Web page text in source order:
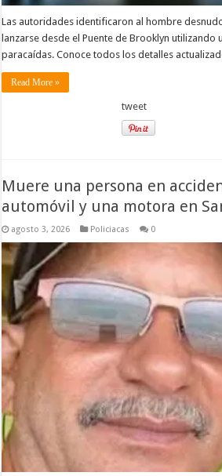
Las autoridades identificaron al hombre
lanzarse desde el Puente de Brooklyn utilizando
paracaídas. Conoce todos los detalles
Read More »
tweet
Muere una persona en
automóvil y una motora en
agosto 3, 2026 Policiacas 0